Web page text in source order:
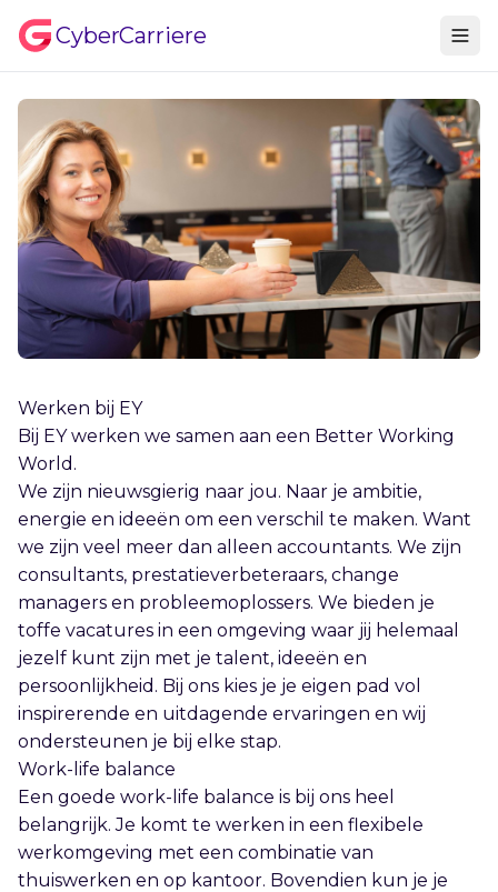
CyberCarriere
Werken bij EY
Bij EY werken we samen aan een Better Working
World.
We zijn nieuwsgierig naar jou. Naar je ambitie,
energie en ideeën om een verschil te maken. Want
we zijn veel meer dan alleen accountants. We zijn
consultants, prestatieverbeteraars, change
managers en probleemoplossers. We bieden je
toffe vacatures in een omgeving waar jij helemaal
jezelf kunt zijn met je talent, ideeën en
persoonlijkheid. Bij ons kies je je eigen pad vol
inspirerende en uitdagende ervaringen en wij
ondersteunen je bij elke stap.
Work-life balance
Een goede work-life balance is bij ons heel
belangrijk. Je komt te werken in een flexibele
werkomgeving met een combinatie van
thuiswerken en op kantoor. Bovendien kun je je